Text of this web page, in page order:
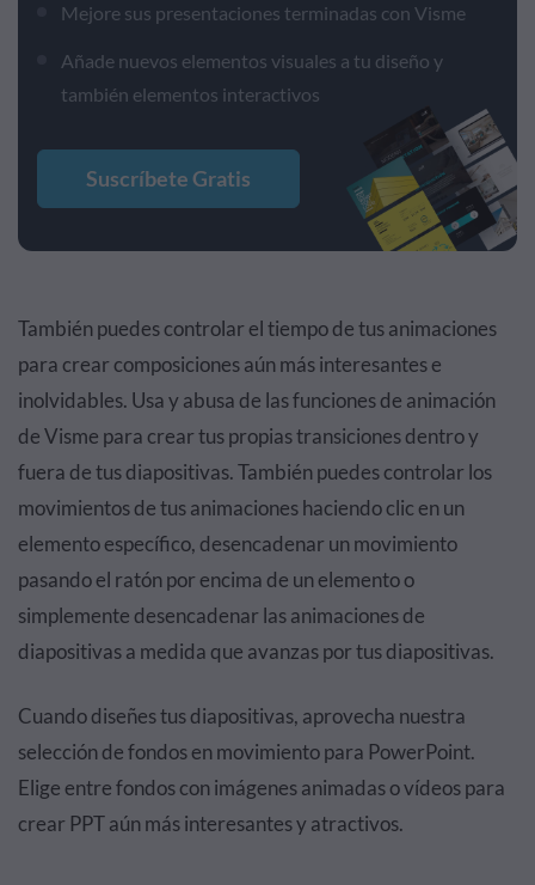
Mejore sus presentaciones terminadas con Visme
Añade nuevos elementos visuales a tu diseño y
también elementos interactivos
Suscríbete Gratis
También puedes controlar el tiempo de tus animaciones
para crear composiciones aún más interesantes e
inolvidables. Usa y abusa de las funciones de animación
de Visme para crear tus propias transiciones dentro y
fuera de tus diapositivas. También puedes controlar los
movimientos de tus animaciones haciendo clic en un
elemento específico, desencadenar un movimiento
pasando el ratón por encima de un elemento o
simplemente desencadenar las animaciones de
diapositivas a medida que avanzas por tus diapositivas.
Cuando diseñes tus diapositivas, aprovecha nuestra
selección de fondos en movimiento para PowerPoint.
Elige entre fondos con imágenes animadas o vídeos para
crear PPT aún más interesantes y atractivos.